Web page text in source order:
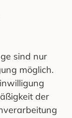
sind nur
möglich.
der